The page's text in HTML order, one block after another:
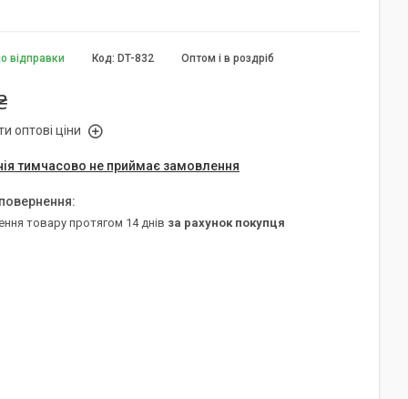
відправки Оптом і в роздріб
Код: DT-832
оптові ціни
тимчасово не приймає замовлення
товару протягом 14 днів за рахунок покупця